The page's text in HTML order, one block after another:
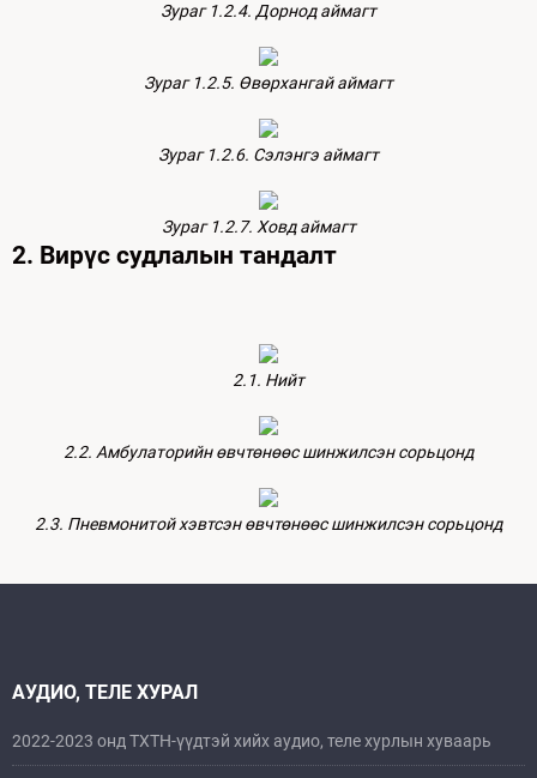
Зураг 1.2.4. Дорнод аймагт
Зураг 1.2.5. Өвөрхангай аймагт
Зураг 1.2.6. Сэлэнгэ аймагт
Зураг 1.2.7. Ховд аймагт
2. Вирүс судлалын тандалт
2.1. Нийт
2.2. Амбулаторийн өвчтөнөөс шинжилсэн сорьцонд
2.3. Пневмонитой хэвтсэн өвчтөнөөс шинжилсэн сорьцонд
АУДИО, ТЕЛЕ ХУРАЛ
2022-2023 онд ТХТН-үүдтэй хийх аудио, теле хурлын хуваарь